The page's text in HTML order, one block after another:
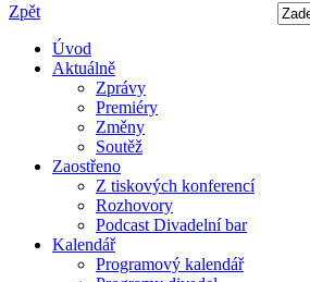
Zpět
Úvod
Aktuálně
Zprávy
Premiéry
Změny
Soutěž
Zaostřeno
Z tiskových konferencí
Rozhovory
Podcast Divadelní bar
Kalendář
Programový kalendář